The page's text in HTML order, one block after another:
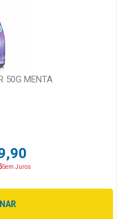
50G MENTA
Sem Juros